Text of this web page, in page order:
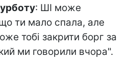
: ШІ може
ти мало спала, але
тобі закрити борг за
ми говорили вчора".